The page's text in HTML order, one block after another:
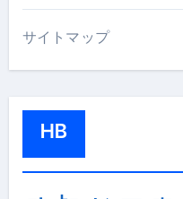
サイトマップ
HB